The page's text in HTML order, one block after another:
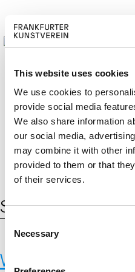
This website uses cookies
We use cookies to
provide social media
We also share information
our social media,
may combine it with other
provided to them or that
of their services.
C
s
Necessary
Cerca:
Schlagwort:
Walter R.